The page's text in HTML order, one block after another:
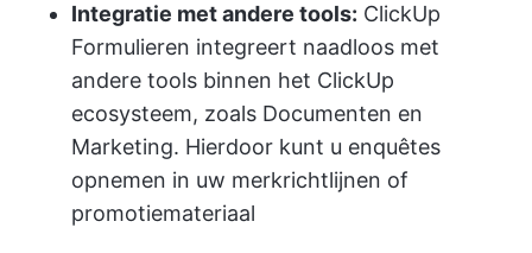
Integratie met andere tools: ClickUp
Formulieren integreert naadloos met
andere tools binnen het ClickUp
ecosysteem, zoals Documenten en
Marketing. Hierdoor kunt u enquêtes
opnemen in uw merkrichtlijnen of
promotiemateriaal